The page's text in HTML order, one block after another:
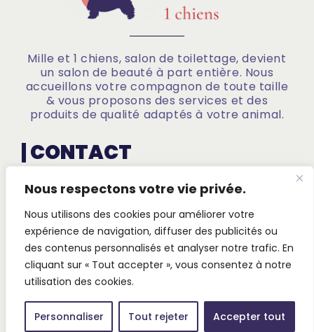
Nous respectons votre vie privée.
Nous utilisons des cookies pour améliorer votre
expérience de navigation, diffuser des publicités ou
des contenus personnalisés et analyser notre trafic. En
cliquant sur « Tout accepter », vous consentez à notre
utilisation des cookies.
Personnaliser Tout rejeter Accepter tout
Mille et 1 chiens, salon de toilettage, devient
un salon de beauté à part entière. Nous
accueillons votre compagnon de toute taille
& vous proposons des services et des
produits de qualité adaptés à votre animal.
CONTACT
Mille et 1 Chien
43, rue JF Kennedy L-4599 Differdange
+352 26 58 27 67
welu(@)pt.lu